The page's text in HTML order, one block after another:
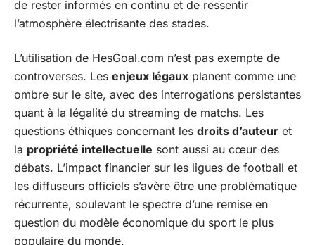
de rester informés en continu et de ressentir
l’atmosphère électrisante des stades.
L’utilisation de HesGoal.com n’est pas exempte de
controverses. Les enjeux légaux planent comme une
ombre sur le site, avec des interrogations persistantes
quant à la légalité du streaming de matchs. Les
questions éthiques concernant les droits d’auteur et
la propriété intellectuelle sont aussi au cœur des
débats. L’impact financier sur les ligues de football et
les diffuseurs officiels s’avère être une problématique
récurrente, soulevant le spectre d’une remise en
question du modèle économique du sport le plus
populaire du monde.